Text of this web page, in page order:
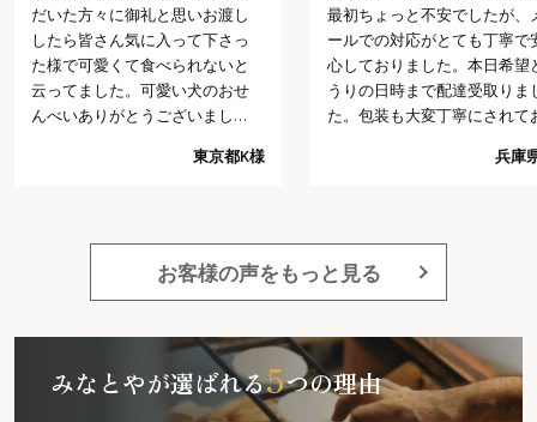
だいた方々に御礼と思いお渡し
したら皆さん気に入って下さっ
た様で可愛くて食べられないと
云ってました。可愛い犬のおせ
んべいありがとうございまし
東京都K様
最初ちょっと不安でしたが、
ールでの対応がとても丁寧で
心しておりました。本日希望
うりの日時まで配達受取りま
た。包装も大変丁寧にされて
では、これ以上は望めないだ
兵庫
お客様の声をもっと見る
みなとやが選ばれる5つの理由